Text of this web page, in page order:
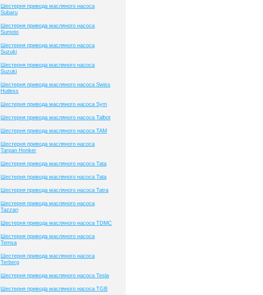
Шестерня привода масляного насоса
Subaru
Шестерня привода масляного насоса
Sumoto
Шестерня привода масляного насоса
Suzuki
Шестерня привода масляного насоса
Suzuki
Шестерня привода масляного насоса Swiss
Hutless
Шестерня привода масляного насоса Sym
Шестерня привода масляного насоса Talbot
Шестерня привода масляного насоса TAM
Шестерня привода масляного насоса
Tarpan Honker
Шестерня привода масляного насоса Tata
Шестерня привода масляного насоса Tata
Шестерня привода масляного насоса Tatra
Шестерня привода масляного насоса
Tazzari
Шестерня привода масляного насоса TDMC
Шестерня привода масляного насоса
Temsa
Шестерня привода масляного насоса
Terberg
Шестерня привода масляного насоса Tesla
Шестерня привода масляного насоса TGB